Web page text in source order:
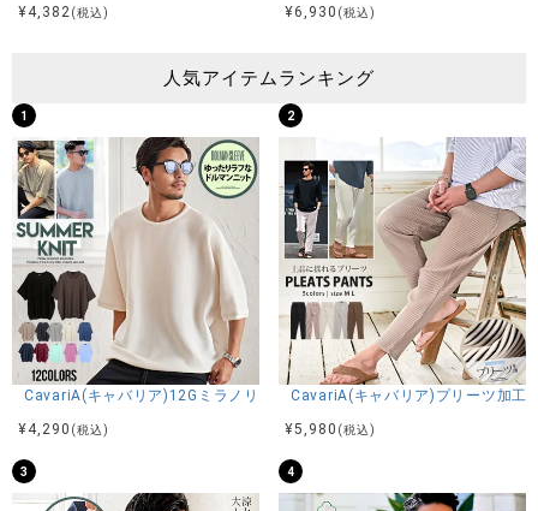
¥4,382(税込)
¥6,930 (税込)
人気アイテムランキング
1
CavariA(キャバリア)12Gミラノリブクルーネックドルマンハーフスリー
¥4,290 (税込)
2
CavariA(キャバリア)プリーツ加工
¥5,980 (税込)
3 4